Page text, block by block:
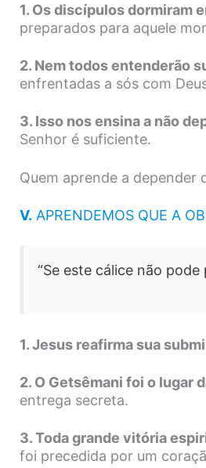
1. Os discípulos dormiram
preparados para aquele
2. Nem todos entenderão
enfrentadas a sós com
3. Isso nos ensina a não
Senhor é suficiente.
Quem aprende a depender
V. APRENDEMOS QUE A
“Se este cálice não
1. Jesus reafirma sua
2. O Getsêmani foi o lugar
entrega secreta.
3. Toda grande vitória
foi precedida por um